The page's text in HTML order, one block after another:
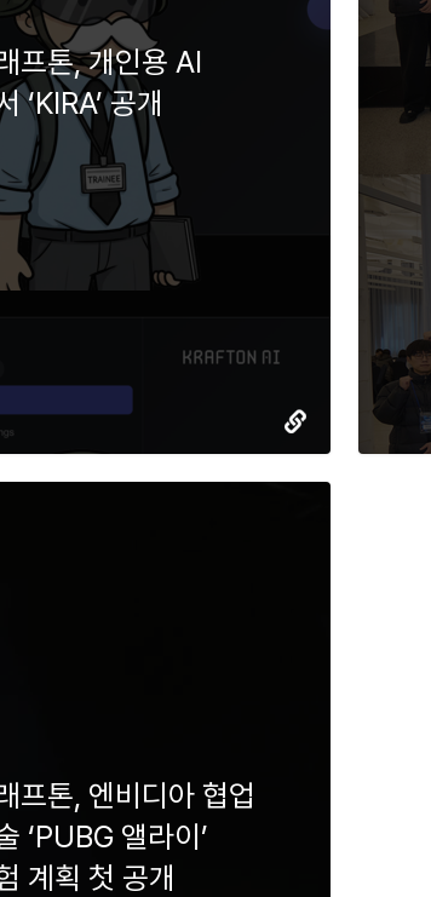
프톤, 개인용 AI
‘KIRA’ 공개
프톤, 엔비디아 협업
‘PUBG 앨라이’
계획 첫 공개